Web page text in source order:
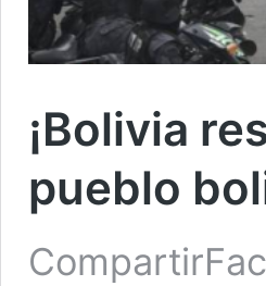
¡Bolivia
pueblo